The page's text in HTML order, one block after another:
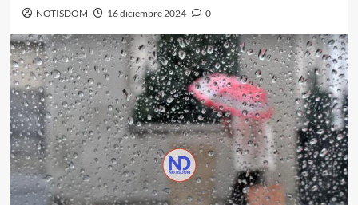
NOTISDOM 16 diciembre 2024 0